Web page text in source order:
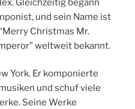
Gleichzeitig begann
und sein Name ist
Christmas Mr.
weltweit bekannt.
York. Er komponierte
und schuf viele
Seine Werke